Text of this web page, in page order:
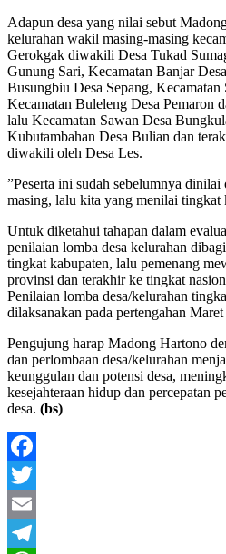
Adapun desa yang nilai sebut
kelurahan wakil masing-masing
Gerokgak diwakili Desa Tukad
Gunung Sari, Kecamatan Banjar
Busungbiu Desa Sepang, Kecamatan
Kecamatan Buleleng Desa Pemaron
lalu Kecamatan Sawan Desa
Kubutambahan Desa Bulian dan
diwakili oleh Desa Les.
”Peserta ini sudah sebelumnya
masing, lalu kita yang menilai tingkat
Untuk diketahui tahapan dalam
penilaian lomba desa kelurahan
tingkat kabupaten, lalu pemenang
provinsi dan terakhir ke tingkat
Penilaian lomba desa/kelurahan
dilaksanakan pada pertengahan
Pengujung harap Madong Hartono
dan perlombaan desa/kelurahan
keunggulan dan potensi desa,
kesejahteraan hidup dan percepatan
desa. (bs)
Facebook
Twitter
Email